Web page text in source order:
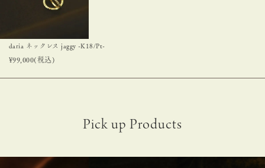
daria ネックレス jaggy -K18/Pt-
¥99,000(税込)